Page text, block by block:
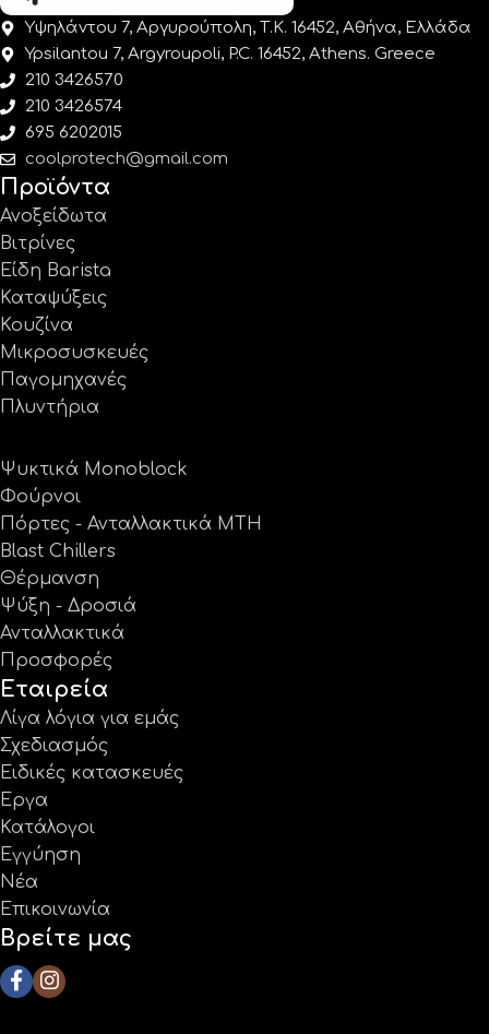
Υψηλάντου 7, Αργυρούπολη, Τ.Κ. 16452, Αθήνα, Ελλάδα
Ypsilantou 7, Argyroupoli, P.C. 16452, Athens. Greece
210 3426570
210 3426574
695 6202015
coolprotech@gmail.com
Προϊόντα
Ανοξείδωτα
Βιτρίνες
Είδη Barista
Καταψύξεις
Κουζίνα
Μικροσυσκευές
Παγομηχανές
Πλυντήρια
Ψυκτικά Monoblock
Φούρνοι
Πόρτες - Ανταλλακτικά MTH
Blast Chillers
Θέρμανση
Ψύξη - Δροσιά
Ανταλλακτικά
Προσφορές
Εταιρεία
Λίγα λόγια για εμάς
Σχεδιασμός
Ειδικές κατασκευές
Έργα
Κατάλογοι
Εγγύηση
Νέα
Επικοινωνία
Βρείτε μας